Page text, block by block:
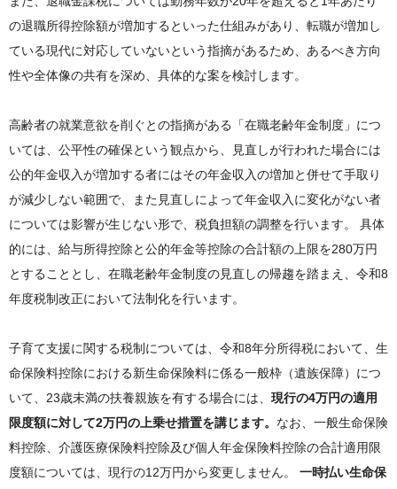
の退職所得控除額が増加するといった仕組みがあり、転職が増加し
ている現代に対応していないという指摘があるため、あるべき方向
性や全体像の共有を深め、具体的な案を検討します。
高齢者の就業意欲を削ぐとの指摘がある「在職老齢年金制度」につ
いては、公平性の確保という観点から、見直しが行われた場合には
公的年金収入が増加する者にはその年金収入の増加と併せて手取り
が減少しない範囲で、また見直しによって年金収入に変化がない者
については影響が生じない形で、税負担額の調整を行います。 具体
的には、給与所得控除と公的年金等控除の合計額の上限を280万円
とすることとし、在職老齢年金制度の見直しの帰趨を踏まえ、令和8
年度税制改正において法制化を行います。
子育て支援に関する税制については、令和8年分所得税において、生
命保険料控除における新生命保険料に係る一般枠（遺族保障）につ
いて、23歳未満の扶養親族を有する場合には、 現行の4万円の適用
限度額に対して2万円の上乗せ措置を講じます。 なお、一般生命保険
料控除、介護医療保険料控除及び個人年金保険料控除の合計適用限
度額については、現行の12万円から変更しません。 一時払い生命保